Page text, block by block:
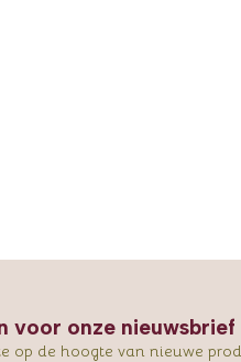
voor onze nieuwsbrief
op de hoogte van nieuwe